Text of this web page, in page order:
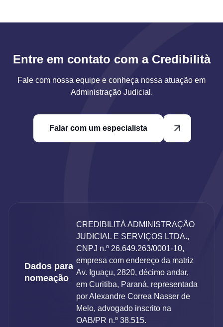
Entre em contato com a Credibilità
Fale com nossa equipe e conheça nossa atuação em
Administração Judicial.
Falar com um especialista
Dados para
nomeação
CREDIBILITÀ ADMINISTRAÇÃO
JUDICIAL E SERVIÇOS LTDA.,
CNPJ n.º 26.649.263/0001-10,
empresa com endereço da matriz
Av. Iguaçu, 2820, décimo andar,
em Curitiba, Paraná, representada
por Alexandre Correa Nasser de
Melo, advogado inscrito na
OAB/PR n.º 38.515.